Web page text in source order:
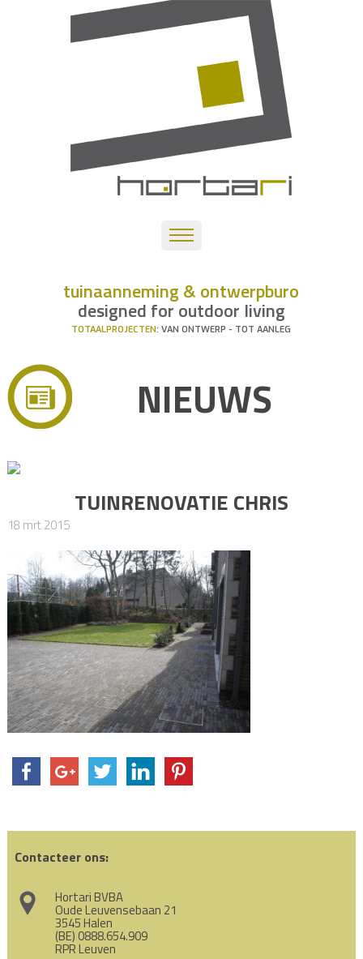
tuinaanneming & ontwerpburo
designed for outdoor living
TOTAALPROJECTEN: VAN ONTWERP - TOT AANLEG
NIEUWS
TUINRENOVATIE CHRIS
18 mrt 2015
Contacteer ons:
Hortari BVBA
Oude Leuvensebaan 21
3545 Halen
(BE) 0888.654.909
RPR Leuven